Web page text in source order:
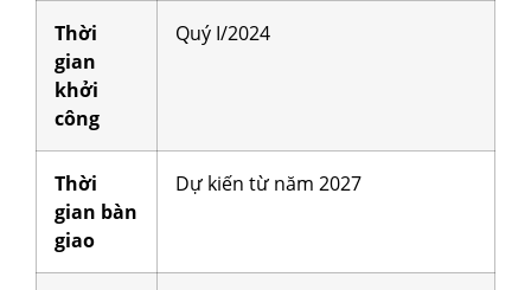
Thời
gian
khởi
công
Quý I/2024
Thời
gian bàn
giao
Dự kiến từ năm 2027